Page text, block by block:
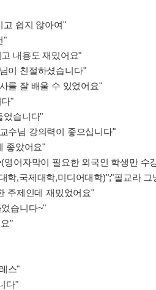
고 쉽지 않아여"
"
내용도 재밌어요"
이 친절하셨습니다"
를 잘 배울 수 있었어요"
"
었습니다"
수님 강의력이 좋으십니다"
좋았어요"
어자막이 필요한 외국인 학생만
학,국제대학,미디어대학)";"필교라 그
주제인데 재밌었어요"
습니다~"
"
스"
다"